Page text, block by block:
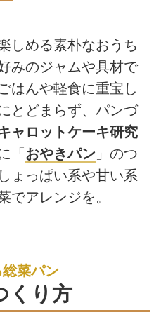
しめる素朴なおうち
みのジャムや具材で
はんや軽食に重宝し
とどまらず、パンづ
ャロットケーキ研究
「 おやきパン 」のつ
ょっぱい系や甘い系
でアレンジを。
菜パン
くり方